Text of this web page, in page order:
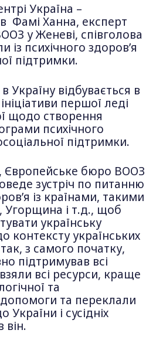
Україна –
Фамі Ханна, експерт
у Женеві, співголова
із психічного здоров’я
підтримки.
Україну відбувається в
першої леді
щодо створення
психічного
підтримки.
Європейське бюро ВООЗ
зустріч по питанню
із країнами, такими
Угорщина і т.д., щоб
українську
контексту українських
з самого початку,
підтримував всі
всі ресурси, краще
та
допомоги та переклали
України і сусідніх
він.